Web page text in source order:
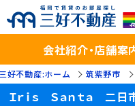
会社紹介・店舗案
好不動産:ホーム 筑紫野市
Ｉｒｉｓ Ｓａｎｔａ 二